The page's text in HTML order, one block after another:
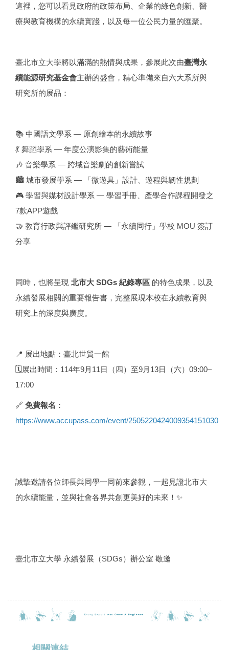
這裡，您可以看見政府的政策布局、企業的綠色創新、醫
療與教育機構的永續實踐，以及每一位公民力量的匯聚。
臺北市立大學將以滿滿的熱情與成果，參展此次由臺灣永
續能源研究基金會主辦的盛會，精心準備來自六大系所與
研究所的展品：
📚 中國語文學系 — 原創繪本的永續故事
💃 舞蹈學系 — 年度公演影集的藝術能量
🎶 音樂學系 — 跨域音樂劇的創新嘗試
🏙 城市發展學系 — 「微遊具」設計、遊程與韌性規劃
🎮 學習與媒材設計學系 — 學習手冊、產學合作課程開發之
7款APP遊戲
🤝 教育行政與評鑑研究所 — 「永續同行」學校 MOU 簽訂
分享
同時，也將呈現 北市大 SDGs 紀錄專區 的特色成果，以及
永續發展相關的重要報告書，完整展現本校在永續教育與
研究上的深度與廣度。
📍 展出地點：臺北世貿一館
🗓展出時間：114年9月11日（四）至9月13日（六）09:00–
17:00
🔗 免費報名 ：
https://www.accupass.com/event/2505220424009354151030
誠摯邀請各位師長與同學一同前來參觀，一起見證北市大
的永續能量，並與社會各界共創更美好的未來！✨
臺北市立大學 永續發展（SDGs）辦公室 敬邀